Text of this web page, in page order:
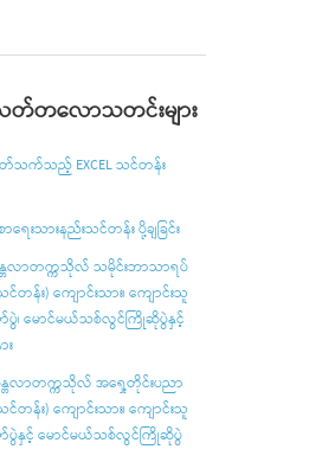
လတ်တလောသတင်းများ
တ်သက်သည့် EXCEL သင်တန်း
ရေးသားနည်းသင်တန်း ပို့ချခြင်း
န္တလာတက္ကသိုလ် သမိုင်းဘာသာရပ်
န်း) ကျောင်းသား၊ ကျောင်းသူ
ာ်ပွဲ၊ မောင်မယ်သစ်လွင်ကြိုဆိုပွဲနှင့်
မန္တလာတက္ကသိုလ် အရှေ့တိုင်းပညာ
န်း) ကျောင်းသား၊ ကျောင်းသူ
ာ်ပွဲနှင့် မောင်မယ်သစ်လွင်ကြိုဆိုပွဲ